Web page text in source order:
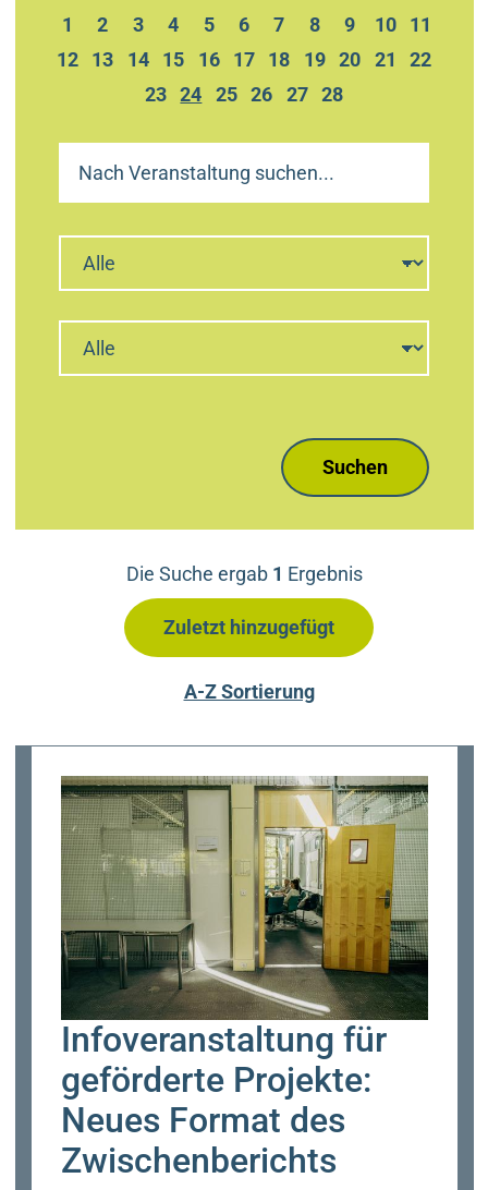
blättern
Monat
März
blättern
1 2 3 4 5 6 7 8 9 10
11
12
13 14 15 16 17 18 19 20 21
22
23
Veranstaltungen
24Februar.2026
25 26 27 28
Suchen
Die Suche ergab 1 Ergebnis
Zuletzt hinzugefügt
A-Z Sortierung
Infoveranstaltung für
geförderte Projekte:
Neues Format des
Zwischenberichts